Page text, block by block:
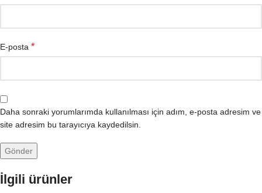
E-posta *
Daha sonraki yorumlarımda kullanılması için adım, e-posta adresim ve
site adresim bu tarayıcıya kaydedilsin.
İlgili ürünler